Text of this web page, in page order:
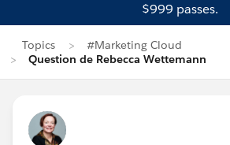
$999 passes.
Topics
#Marketing Cloud
Question de Rebecca Wettemann